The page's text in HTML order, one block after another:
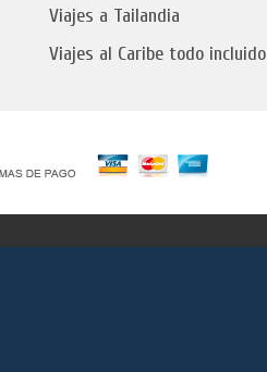
Viajes a Tailandia
Viajes al Caribe todo incluido